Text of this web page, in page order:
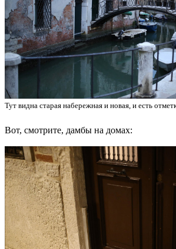
Тут видна старая набережная и новая, и есть
Вот, смотрите, дамбы на домах: